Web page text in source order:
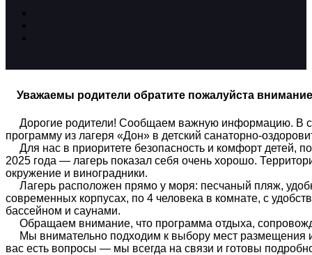
Уважаемы родители обратите пожалуйста внимание
Дорогие родители! Сообщаем важную информацию. В
программу из лагеря «Дон» в детский санаторно-
Для нас в приоритете безопасность и комфорт детей,
2025 года — лагерь показал себя очень хорошо.
окружение и виноградники.
Лагерь расположен прямо у моря: песчаный пляж,
современных корпусах, по 4 человека в комнате, с
бассейном и саунами.
Обращаем внимание, что программа отдыха,
Мы внимательно подходим к выбору мест размещения
вас есть вопросы — мы всегда на связи и готовы